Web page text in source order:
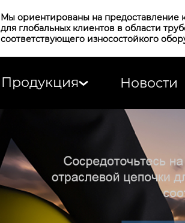
Мы ориентированы на предоставление
для глобальных клиентов в области
соответствующего износостойкого
Продукция Новости